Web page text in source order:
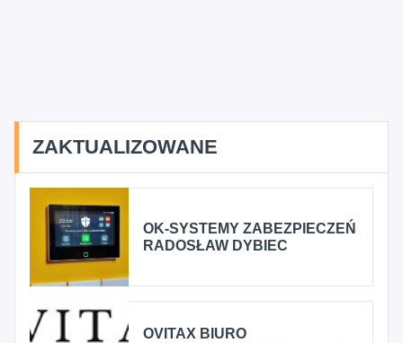
ZAKTUALIZOWANE
OK-SYSTEMY ZABEZPIECZEŃ
RADOSŁAW DYBIEC
OVITAX BIURO